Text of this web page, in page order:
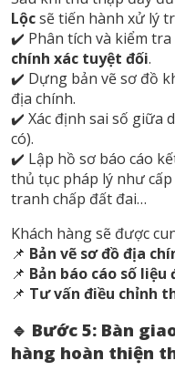
Lộcsẽ tiến hành xử lý
✔️ Phân tích và kiểm tra
chính xác tuyệt đối.
✔️ Dựng bản vẽ sơ đồ
địa chính.
✔️ Xác định sai số giữa
có).
✔️ Lập hồ sơ báo cáo
thủ tục pháp lý như
tranh chấp đất đai…
Khách hàng sẽ được
📌 Bản vẽ sơ đồ địa
📌 Bản báo cáo số
📌 Tư vấn điều chỉnh
🔹 Bước 5: Bàn
hàng hoàn thiện